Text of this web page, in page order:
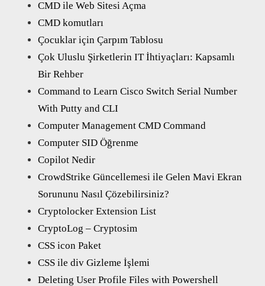
CMD ile Web Sitesi Açma
CMD komutları
Çocuklar için Çarpım Tablosu
Çok Uluslu Şirketlerin IT İhtiyaçları: Kapsamlı
Bir Rehber
Command to Learn Cisco Switch Serial Number
With Putty and CLI
Computer Management CMD Command
Computer SID Öğrenme
Copilot Nedir
CrowdStrike Güncellemesi ile Gelen Mavi Ekran
Sorununu Nasıl Çözebilirsiniz?
Cryptolocker Extension List
CryptoLog – Cryptosim
CSS icon Paket
CSS ile div Gizleme İşlemi
Deleting User Profile Files with Powershell